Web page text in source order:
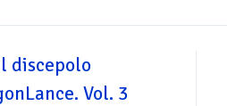
discepolo
Vol. 3